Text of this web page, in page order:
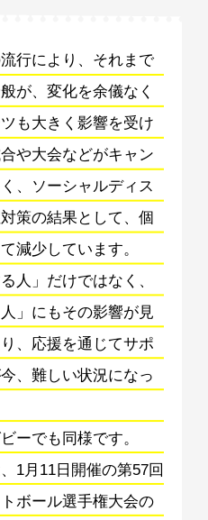
行により、それまで
が、変化を余儀なく
も大きく影響を受け
や大会などがキャン
、ソーシャルディス
策の結果として、個
減少しています。
人」だけではなく、
」にもその影響が見
、応援を通じてサポ
、難しい状況になっ
ーでも同様です。
1月11日開催の第57回
ボール選手権大会の